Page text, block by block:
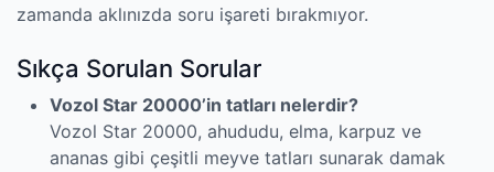
zamanda aklınızda soru işareti bırakmıyor.
Sıkça Sorulan Sorular
Vozol Star 20000’in tatları nelerdir?
Vozol Star 20000, ahududu, elma, karpuz ve
ananas gibi çeşitli meyve tatları sunarak damak